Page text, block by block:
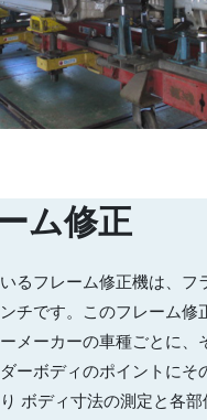
ム修正
るフレーム修正機は、フ
チです。このフレーム修
メーカーの車種ごとに、
ーボディのポイントにそ
ボディ寸法の測定と各部